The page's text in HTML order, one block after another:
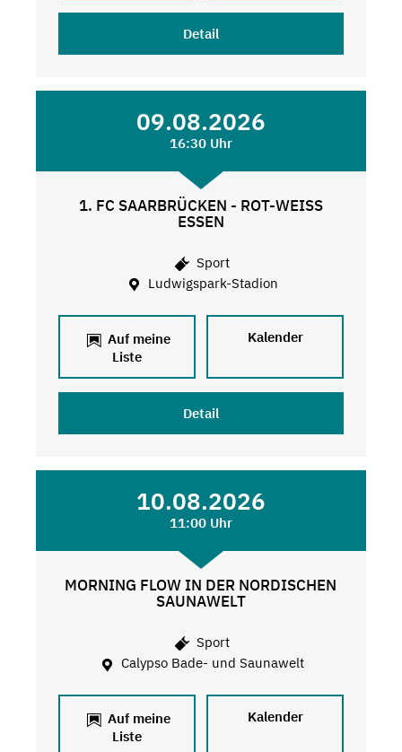
Detail
09.08.2026
16:30 Uhr
1. FC SAARBRÜCKEN - ROT-WEISS
ESSEN
Sport
Ludwigspark-Stadion
Auf meine
Liste
Kalender
Detail
10.08.2026
11:00 Uhr
MORNING FLOW IN DER NORDISCHEN
SAUNAWELT
Sport
Calypso Bade- und Saunawelt
Auf meine
Liste
Kalender